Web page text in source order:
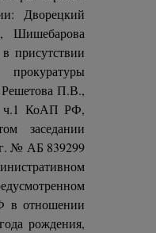
Дворецкий
Шишебарова
Решетова П.В.,
ч.1 КоАП РФ,
заседании
№ АБ 839299
в отношении
рождения,